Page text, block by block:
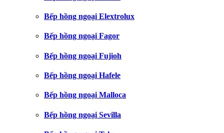
Bếp hồng ngoại Elextrolux
Bếp hồng ngoại Fagor
Bếp hồng ngoại Fujioh
Bếp hồng ngoại Hafele
Bếp hồng ngoại Malloca
Bếp hồng ngoại Sevilla